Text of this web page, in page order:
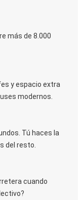
más de 8.000
y espacio extra
modernos.
Tú haces la
del resto.
cuando